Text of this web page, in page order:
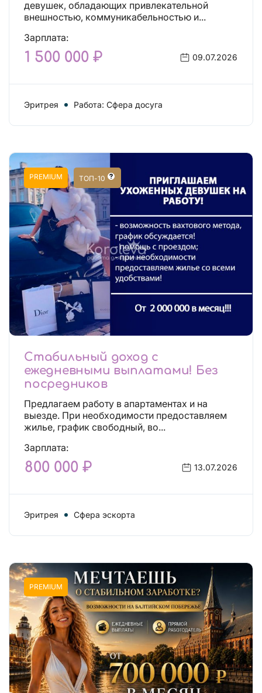
девушек, обладающих привлекательной
внешностью, коммуникабельностью и...
Зарплата:
1 500 000 ₽ 09.07.2026
Эритрея Работа: Сфера досуга
PREMIUM ТОП-10
Стабильный доход с
ежедневными выплатами! Без
посредников
Предлагаем работу в апартаментах и на
выезде. При необходимости предоставляем
жилье, график свободный, во...
Зарплата:
800 000 ₽ 13.07.2026
Эритрея Сфера эскорта
PREMIUM